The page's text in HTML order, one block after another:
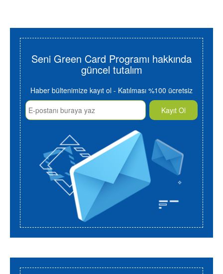
Seni Green Card Programı hakkında
güncel tutalım
Haber bültenimize kayıt ol - Katılması %100 ücretsiz